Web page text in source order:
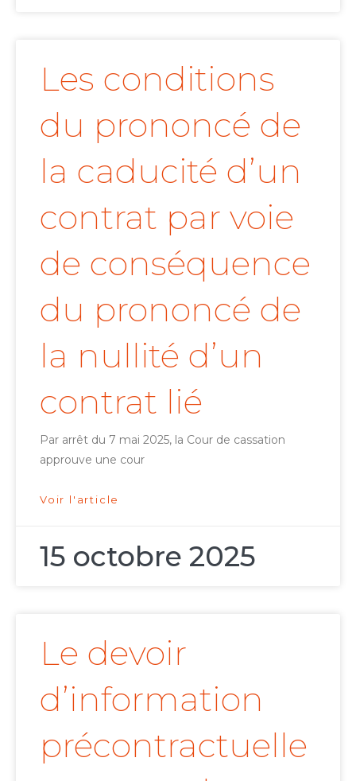
Les conditions
du prononcé de
la caducité d’un
contrat par voie
de conséquence
du prononcé de
la nullité d’un
contrat lié
Par arrêt du 7 mai 2025, la Cour de cassation
approuve une cour
Voir l'article
15 octobre 2025
Le devoir
d’information
précontractuelle